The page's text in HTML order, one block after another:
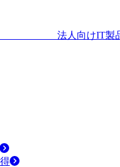
法人向けIT製